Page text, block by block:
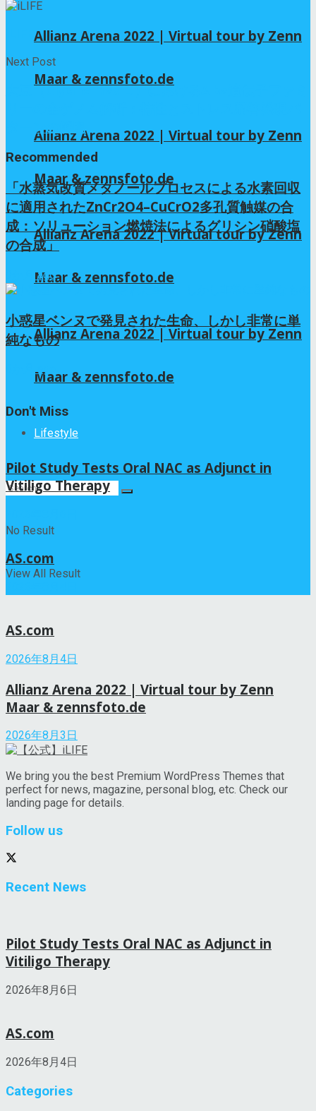
Allianz Arena 2022 | Virtual tour by Zenn
Maar & zennsfoto.de
Allianz Arena 2022 | Virtual tour by Zenn
Maar & zennsfoto.de
Allianz Arena 2022 | Virtual tour by Zenn
Maar & zennsfoto.de
Allianz Arena 2022 | Virtual tour by Zenn
Maar & zennsfoto.de
Lifestyle
No Result
View All Result
Next Post
大豆（Glycine max L.）におけるAlba遺伝子ファミ
ターンの解明
Recommended
「水蒸気改質メタノールプロセスによる水素回収
に適用されたZnCr2O4–CuCrO2多孔質触媒の合
成：ソリューション燃焼法によるグリシン硝酸塩
の合成」
9か月 ago
小惑星ベンヌで発見された生命、しかし非常に単
純なもの
6か月 ago
Don't Miss
Pilot Study Tests Oral NAC as Adjunct in
Vitiligo Therapy
AS.com
AS.com
2026年8月4日
Allianz Arena 2022 | Virtual tour by Zenn
Maar & zennsfoto.de
2026年8月3日
We bring you the best Premium WordPress Themes that
perfect for news, magazine, personal blog, etc. Check our
landing page for details.
Follow us
Recent News
Pilot Study Tests Oral NAC as Adjunct in
Vitiligo Therapy
2026年8月6日
AS.com
2026年8月4日
Categories